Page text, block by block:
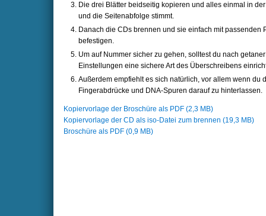
Die drei Blätter beidseitig kopieren und alles einmal in
und die Seitenabfolge stimmt.
Danach die CDs brennen und sie einfach mit
befestigen.
Um auf Nummer sicher zu gehen, solltest du nach
Einstellungen eine sichere Art des Überschreibens
Außerdem empfiehlt es sich natürlich, vor allem wenn du
Fingerabdrücke und DNA-Spuren darauf zu hinterlassen.
Kopiervorlage der Broschüre als PDF (2,3 MB)
Kopiervorlage der CD als iso-Datei zum brennen (19,3 MB)
Broschüre als PDF (0,9 MB)